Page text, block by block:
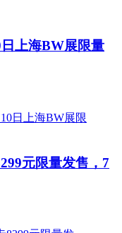
上海BW展限量
元限量发售，7